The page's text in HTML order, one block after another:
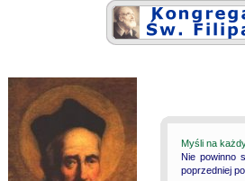
Myśli na
Nie powinno
poprzedniej